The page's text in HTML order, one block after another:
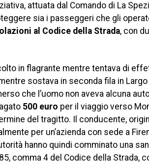
attuata dal Comando di La
sia i passeggeri che gli
al Codice della Strada, con
in flagrante mentre tentava di
sostava in seconda fila in
che l’uomo non aveva alcuna
500 euro per il viaggio verso
del tragitto. Il conducente,
per un’azienda con sede a
hanno quindi comminato una
comma 4 del Codice della Strada,